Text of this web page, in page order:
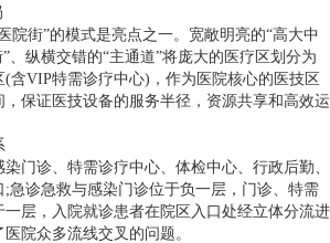
街”的模式是亮点之一。宽敞明亮的“高大中
、纵横交错的“主通道”将庞大的医疗区划分为
含VIP特需诊疗中心)，作为医院核心的医技区
保证医技设备的服务半径，资源共享和高效运
诊、特需诊疗中心、体检中心、行政后勤、
急诊急救与感染门诊位于负一层，门诊、特需
层，入院就诊患者在院区入口处经立体分流进
院众多流线交叉的问题。